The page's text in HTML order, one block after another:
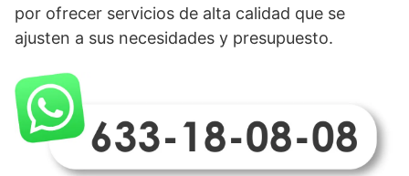
por ofrecer servicios de alta calidad que se
ajusten a sus necesidades y presupuesto.